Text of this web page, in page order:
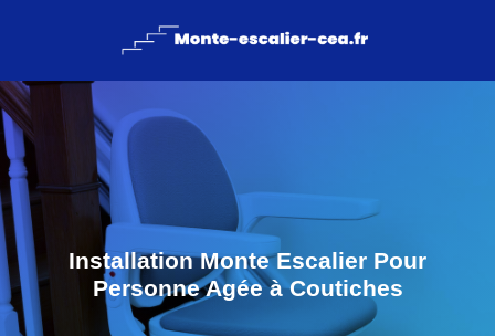
Installation Monte Escalier Pour
Personne Agée à Coutiches